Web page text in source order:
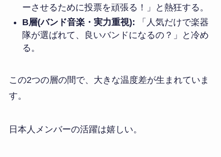
ーさせるために投票を頑張る！」と熱狂する。
B層(バンド音楽・実力重視): 「人気だけで楽器
隊が選ばれて、良いバンドになるの？」と冷め
る。
この2つの層の間で、大きな温度差が生まれていま
す。
日本人メンバーの活躍は嬉しい。